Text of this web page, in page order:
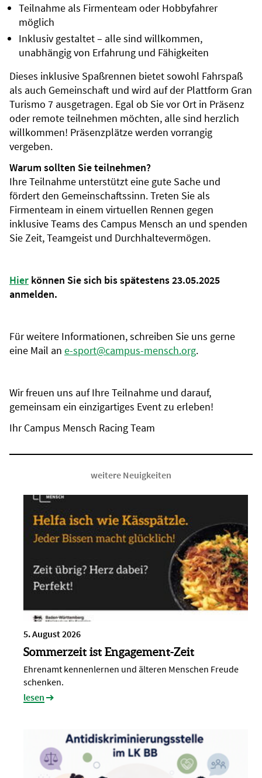
Teilnahme als Firmenteam oder Hobbyfahrer
möglich
Inklusiv gestaltet – alle sind willkommen,
unabhängig von Erfahrung und Fähigkeiten
Dieses inklusive Spaßrennen bietet sowohl Fahrspaß
als auch Gemeinschaft und wird auf der Plattform Gran
Turismo 7 ausgetragen. Egal ob Sie vor Ort in Präsenz
oder remote teilnehmen möchten, alle sind herzlich
willkommen! Präsenzplätze werden vorrangig
vergeben.
Warum sollten Sie teilnehmen?
Ihre Teilnahme unterstützt eine gute Sache und
fördert den Gemeinschaftssinn. Treten Sie als
Firmenteam in einem virtuellen Rennen gegen
inklusive Teams des Campus Mensch an und spenden
Sie Zeit, Teamgeist und Durchhaltevermögen.
Hier können Sie sich bis spätestens 23.05.2025
anmelden.
Für weitere Informationen, schreiben Sie uns gerne
eine Mail an e-sport@campus-mensch.org.
Wir freuen uns auf Ihre Teilnahme und darauf,
gemeinsam ein einzigartiges Event zu erleben!
Ihr Campus Mensch Racing Team
weitere Neuigkeiten
5. August 2026
Sommerzeit ist Engagement-Zeit
Ehrenamt kennenlernen und älteren Menschen Freude
schenken.
lesen